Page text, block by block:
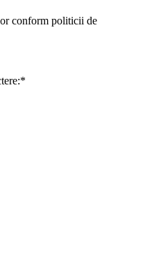
conform politicii de
*